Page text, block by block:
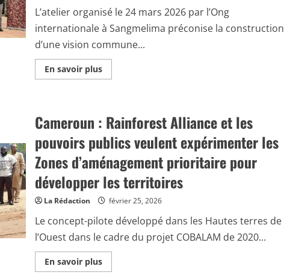
L’atelier organisé le 24 mars 2026 par l’Ong
internationale à Sangmelima préconise la construction
d’une vision commune...
En savoir plusE
n
i
r
p
l
u
s
s
u
r
C
a
e
r
o
n
:
Cameroun : Rainforest Alliance et les
pouvoirs publics veulent expérimenter les
Zones d’aménagement prioritaire pour
développer les territoires
La Rédaction février 25, 2026
Le concept-pilote développé dans les Hautes terres de
l’Ouest dans le cadre du projet COBALAM de 2020...
En savoir plusE
n